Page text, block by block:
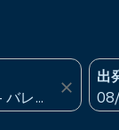
close
出
fc-